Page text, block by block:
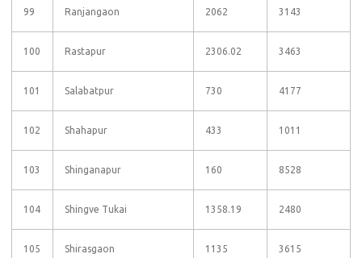
99 Ranjangaon 2062 3143
100 Rastapur 2306.02 3463
101 Salabatpur 730 4177
102 Shahapur 433 1011
103 Shinganapur 160 8528
104 Shingve Tukai 1358.19 2480
105 Shirasgaon 1135 3615